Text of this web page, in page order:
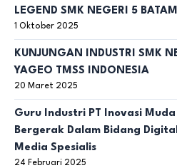
LEGEND SMK NEGERI 5 BATAM
1 Oktober 2025
KUNJUNGAN INDUSTRI SMK
YAGEO TMSS INDONESIA
20 Maret 2025
Guru Industri PT Inovasi
Bergerak Dalam Bidang
Media Spesialis
24 Februari 2025